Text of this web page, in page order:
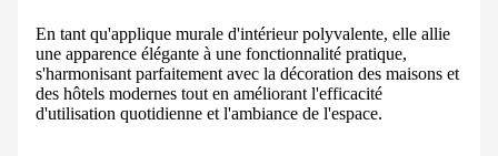
En tant qu'applique murale d'intérieur polyvalente, elle allie
une apparence élégante à une fonctionnalité pratique,
s'harmonisant parfaitement avec la décoration des maisons et
des hôtels modernes tout en améliorant l'efficacité
d'utilisation quotidienne et l'ambiance de l'espace.